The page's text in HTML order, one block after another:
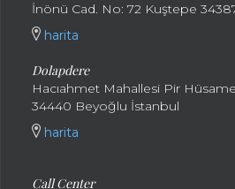
İnönü Cad. No: 72 Kuştepe
harita
Dolapdere
Hacıahmet Mahallesi Pir
34440 Beyoğlu İstanbul
harita
Call Center